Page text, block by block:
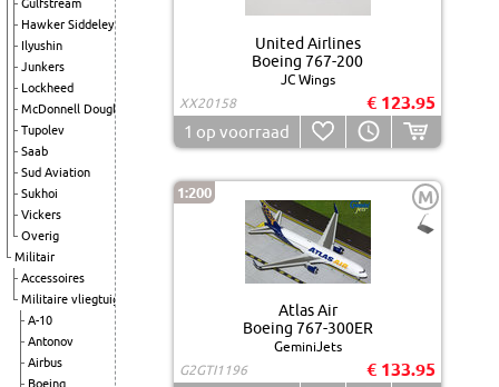
Gulfstream
Hawker Siddeley
Ilyushin
Junkers
Lockheed
McDonnell Douglas
Tupolev
Saab
Sud Aviation
Sukhoi
Vickers
Overig
Militair
Accessoires
Militaire vliegtuigen
A-10
Antonov
Airbus
Boeing
United Airlines
Boeing 767-200
JC Wings
XX20158
€ 123.95
1 op voorraad
1:200 M
Atlas Air
Boeing 767-300ER
GeminiJets
G2GTI1196
€ 133.95